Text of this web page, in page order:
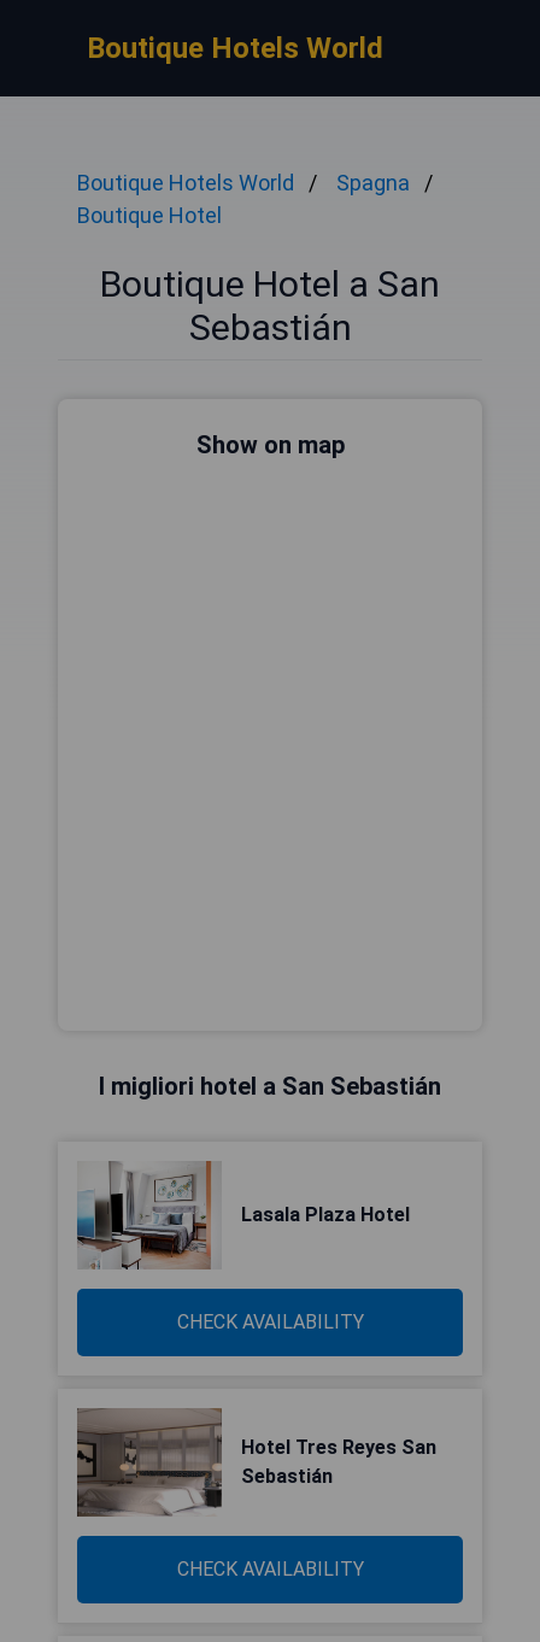
Boutique Hotels World
Boutique Hotels World
Spagna
Boutique Hotel
Boutique Hotel a San
Sebastián
Show on map
I migliori hotel a San Sebastián
Lasala Plaza Hotel
CHECK AVAILABILITY
Hotel Tres Reyes San
Sebastián
CHECK AVAILABILITY